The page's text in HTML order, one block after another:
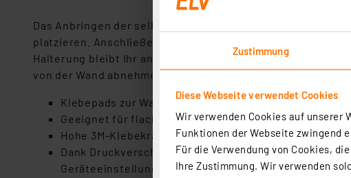
Zustimmung
Diese Webseite verwendet Cookies
Wir verwenden Cookies auf unserer
Funktionen der Webseite zwingend
Für die Verwendung von Cookies,
Ihre Zustimmung. Wir verwenden
Das Anbringen der selbstklebenden Klebepads ist dabei
platzieren. Anschließend befestigen Sie das Gerät, indem
Halterung bleibt Ihr an die Wand angebrachtes Endgerät
von der Wand abnehmen, um z. B. weitere
Klebepads zur Wandaufhängung von diversen
Geeignet für flache Oberflächen z. B. an der Wand
Hohe 3M-Klebekraft
Dank Druckverschluss-Halterung auch wiederholtes
Geräteeinstellungen